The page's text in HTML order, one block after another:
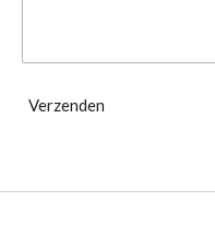
Verzenden